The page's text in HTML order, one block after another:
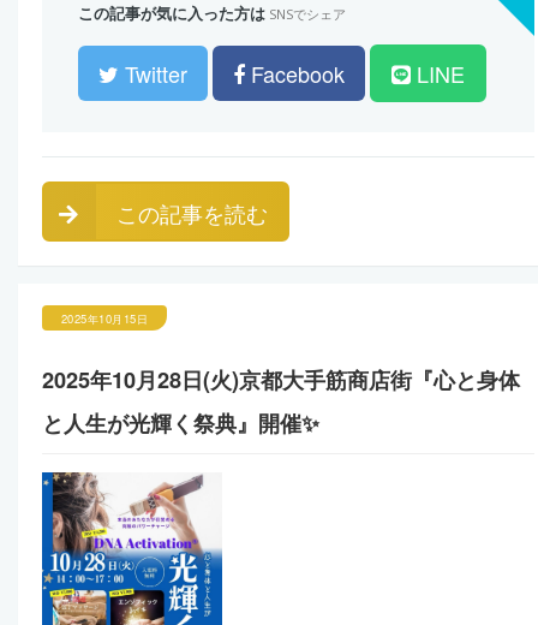
この記事が気に入った方は SNSでシェア
Twitter Facebook LINE
この記事を読む
2025年10月15日
2025年10月28日(火)京都大手筋商店街『心と身体
と人生が光輝く祭典』開催✨